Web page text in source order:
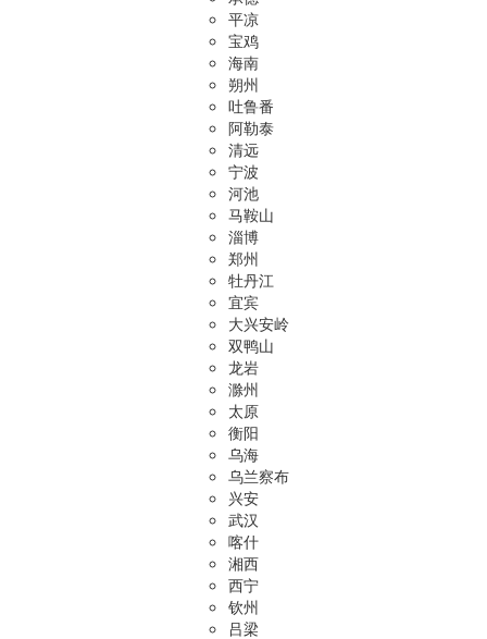
平凉
宝鸡
海南
朔州
吐鲁番
阿勒泰
清远
宁波
河池
马鞍山
淄博
郑州
牡丹江
宜宾
大兴安岭
双鸭山
龙岩
滁州
太原
衡阳
乌海
乌兰察布
兴安
武汉
喀什
湘西
西宁
钦州
吕梁